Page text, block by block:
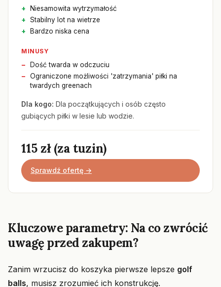
Niesamowita wytrzymałość
Stabilny lot na wietrze
Bardzo niska cena
MINUSY
Dość twarda w odczuciu
Ograniczone możliwości 'zatrzymania' piłki na
twardych greenach
Dla kogo: Dla początkujących i osób często
gubiących piłki w lesie lub wodzie.
115 zł (za tuzin)
Sprawdź ofertę →
Kluczowe parametry: Na co zwrócić
uwagę przed zakupem?
Zanim wrzucisz do koszyka pierwsze lepsze golf
balls, musisz zrozumieć ich konstrukcję.